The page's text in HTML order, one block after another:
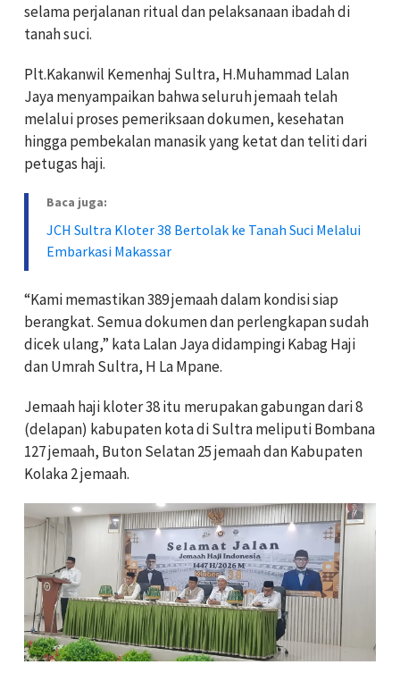
selama perjalanan ritual dan pelaksanaan ibadah di
tanah suci.
Plt.Kakanwil Kemenhaj Sultra, H.Muhammad Lalan
Jaya menyampaikan bahwa seluruh jemaah telah
melalui proses pemeriksaan dokumen, kesehatan
hingga pembekalan manasik yang ketat dan teliti dari
petugas haji.
Baca juga:
JCH Sultra Kloter 38 Bertolak ke Tanah Suci Melalui
Embarkasi Makassar
“Kami memastikan 389 jemaah dalam kondisi siap
berangkat. Semua dokumen dan perlengkapan sudah
dicek ulang,” kata Lalan Jaya didampingi Kabag Haji
dan Umrah Sultra, H La Mpane.
Jemaah haji kloter 38 itu merupakan gabungan dari 8
(delapan) kabupaten kota di Sultra meliputi Bombana
127 jemaah, Buton Selatan 25 jemaah dan Kabupaten
Kolaka 2 jemaah.